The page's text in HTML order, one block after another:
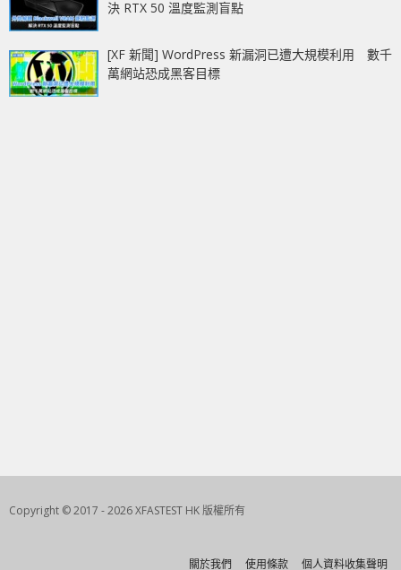
決 RTX 50 溫度監測盲點
[XF 新聞] WordPress 新漏洞已遭大規模利用 數千
萬網站恐成黑客目標
Copyright © 2017 - 2026 XFASTEST HK 版權所有
關於我們 使用條款 個人資料收集聲明